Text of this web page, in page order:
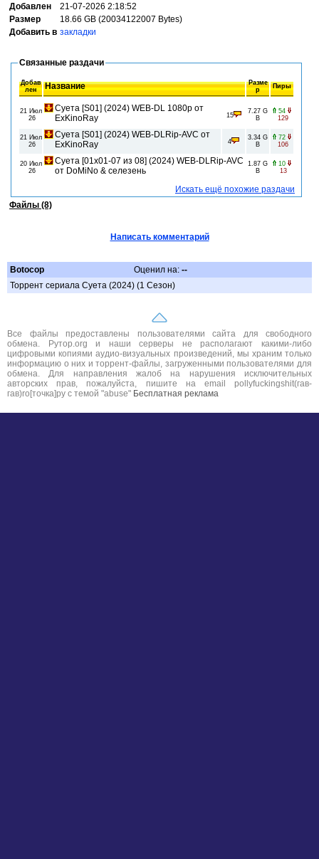
Добавлен
21-07-2026 2:18:52
Размер
18.66 GB (20034122007 Bytes)
Добавить в закладки
Связанные раздачи
Добав
лен
Название
Разме
р
Пиры
21 Июл
26
Суета [S01] (2024) WEB-DL 1080p от
ExKinoRay
15
7.27 G
B
54
129
21 Июл
26
Суета [S01] (2024) WEB-DLRip-AVC от
ExKinoRay
4
3.34 G
B
72
106
20 Июл
26
Суета [01x01-07 из 08] (2024) WEB-DLRip-AVC
от DoMiNo & селезень
1.87 G
B
10
13
Искать ещё похожие раздачи
Файлы (8)
Написать комментарий
Botocop Оценил на: --
Торрент сериала Суета (2024) (1 Сезон)
Все файлы предоставлены пользователями сайта для свободного
обмена. Рутор.org и наши серверы не располагают какими-либо
цифровыми копиями аудио-визуальных произведений, мы храним только
информацию о них и торрент-файлы, загруженными пользователями для
обмена. Для направления жалоб на нарушения исключительных
авторских прав, пожалуйста, пишите на email pollyfuckingshit(гав-
гав)ro[точка]ру с темой "abuse" Бесплатная реклама